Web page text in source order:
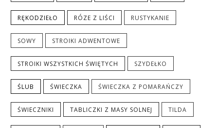
RĘKODZIEŁO RÓZE Z LIŚCI RUSTYKANIE
SOWY STROIKI ADWENTOWE
STROIKI WSZYSTKICH ŚWIĘTYCH SZYDEŁKO
ŚLUB ŚWIECZKA ŚWIECZKA Z POMARAŃCZY
ŚWIECZNIKI TABLICZKI Z MASY SOLNEJ TILDA